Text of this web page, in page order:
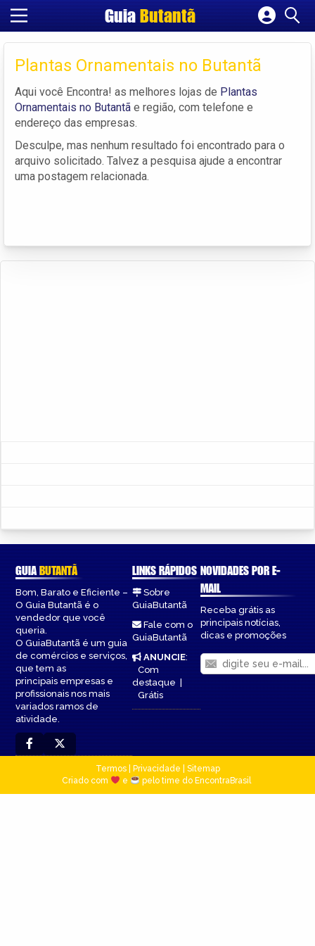
GuiaButantã
Cadastrar empresa
Criar conta
Plantas Ornamentais no Butantã
Aqui você Encontra! as melhores lojas de Plantas
Ornamentais no Butantã e região, com telefone e
endereço das empresas.
Desculpe, mas nenhum resultado foi encontrado para o
arquivo solicitado. Talvez a pesquisa ajude a encontrar
uma postagem relacionada.
GUIABUTANTÃ
Bom, Barato e Eficiente –
O Guia Butantã é o
vendedor que você
queria.
O GuiaButantã é um guia
de comércios e serviços,
que tem as
principais empresas e
profissionais nos mais
variados ramos de
atividade.
LINKS RÁPIDOS
Sobre
GuiaButantã
Fale com o
GuiaButantã
ANUNCIE:
Com
destaque|
Grátis
NOVIDADES POR E-
MAIL
Receba grátis as
principais notícias,
dicas e promoções
Termos| Privacidade
Sitemap
Criado com
e pelo time do EncontraBrasil